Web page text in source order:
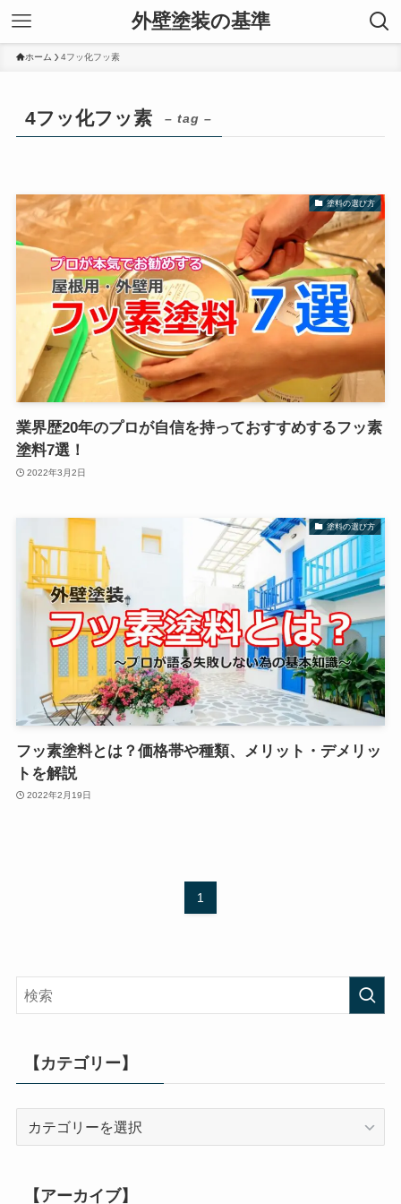
外壁塗装の基準
ホーム 4フッ化フッ素
4フッ化フッ素 – tag –
塗料の選び方
業界歴20年のプロが自信を持っておすすめするフッ素
塗料7選！
2022年3月2日
塗料の選び方
フッ素塗料とは？価格帯や種類、メリット・デメリッ
トを解説
2022年2月19日
1
【カテゴリー】
【カ
【アーカイブ】